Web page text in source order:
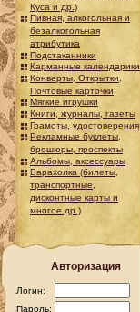
Куса и др.)
Пивная, алкогольная и
безалкогольная
атрибутика
Подстаканники
Карманные календарики
Конверты, Открытки,
Почтовые карточки
Мягкие игрушки
Книги, журналы, газеты
Грамоты, удостоверения
Рекламные буклеты,
брошюры, проспекты
Альбомы, аксессуары
Барахолка (билеты,
транспортные,
дисконтные карты и
многое др.)
Авторизация
Логин:
Пароль: